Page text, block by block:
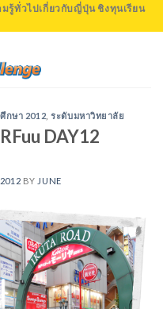
ทั่วไปเกี่ยวกับญี่ปุ่น ชิงทุนเรียน
กษา 2012 ,ระดับมหาวิทยาลัย
DAY12
BY JUNE